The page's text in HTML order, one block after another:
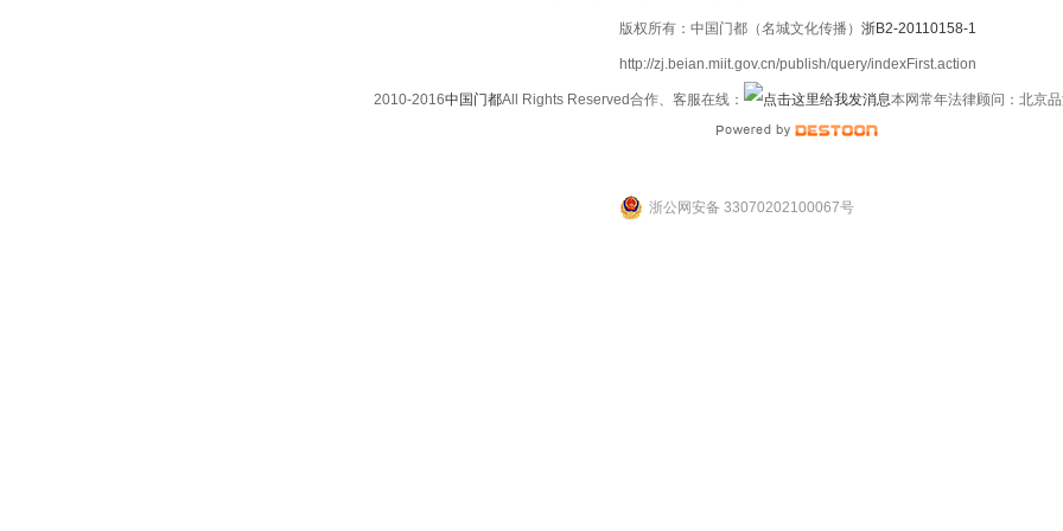
版权所有：中国门都（名城文化传播） 浙B2-20110158-1
http://zj.beian.miit.gov.cn/publish/query/indexFirst.action
2010-2016中国门都All Rights Reserved合作、客服在线： 本网常年法律顾问：北京
浙公网安备 33070202100067号